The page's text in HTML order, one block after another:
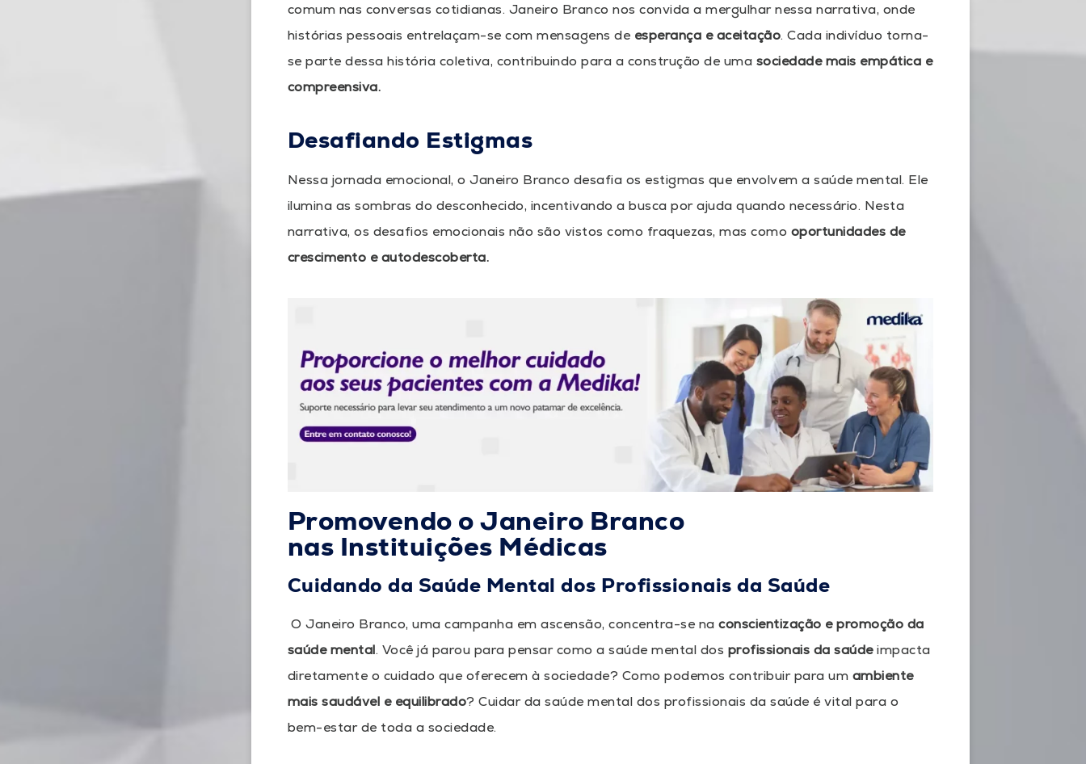
comum nas conversas cotidianas. Janeiro Branco nos convida a mergulhar nessa narrativa, onde
histórias pessoais entrelaçam-se com mensagens de esperança e aceitação. Cada indivíduo torna-
se parte dessa história coletiva, contribuindo para a construção de uma sociedade mais empática e
compreensiva.
Desafiando Estigmas
Nessa jornada emocional, o Janeiro Branco desafia os estigmas que envolvem a saúde mental. Ele
ilumina as sombras do desconhecido, incentivando a busca por ajuda quando necessário. Nesta
narrativa, os desafios emocionais não são vistos como fraquezas, mas como oportunidades de
crescimento e autodescoberta.
Promovendo o Janeiro Branco
nas Instituições Médicas
Cuidando da Saúde Mental dos Profissionais da Saúde
O Janeiro Branco, uma campanha em ascensão, concentra-se naconscientização e promoção da
saúde mental. Você já parou para pensar como a saúde mental dos profissionais da saúdeimpacta
diretamente o cuidado que oferecem à sociedade? Como podemos contribuir para um ambiente
mais saudável e equilibrado? Cuidar da saúde mental dos profissionais da saúde é vital para o
bem-estar de toda a sociedade.